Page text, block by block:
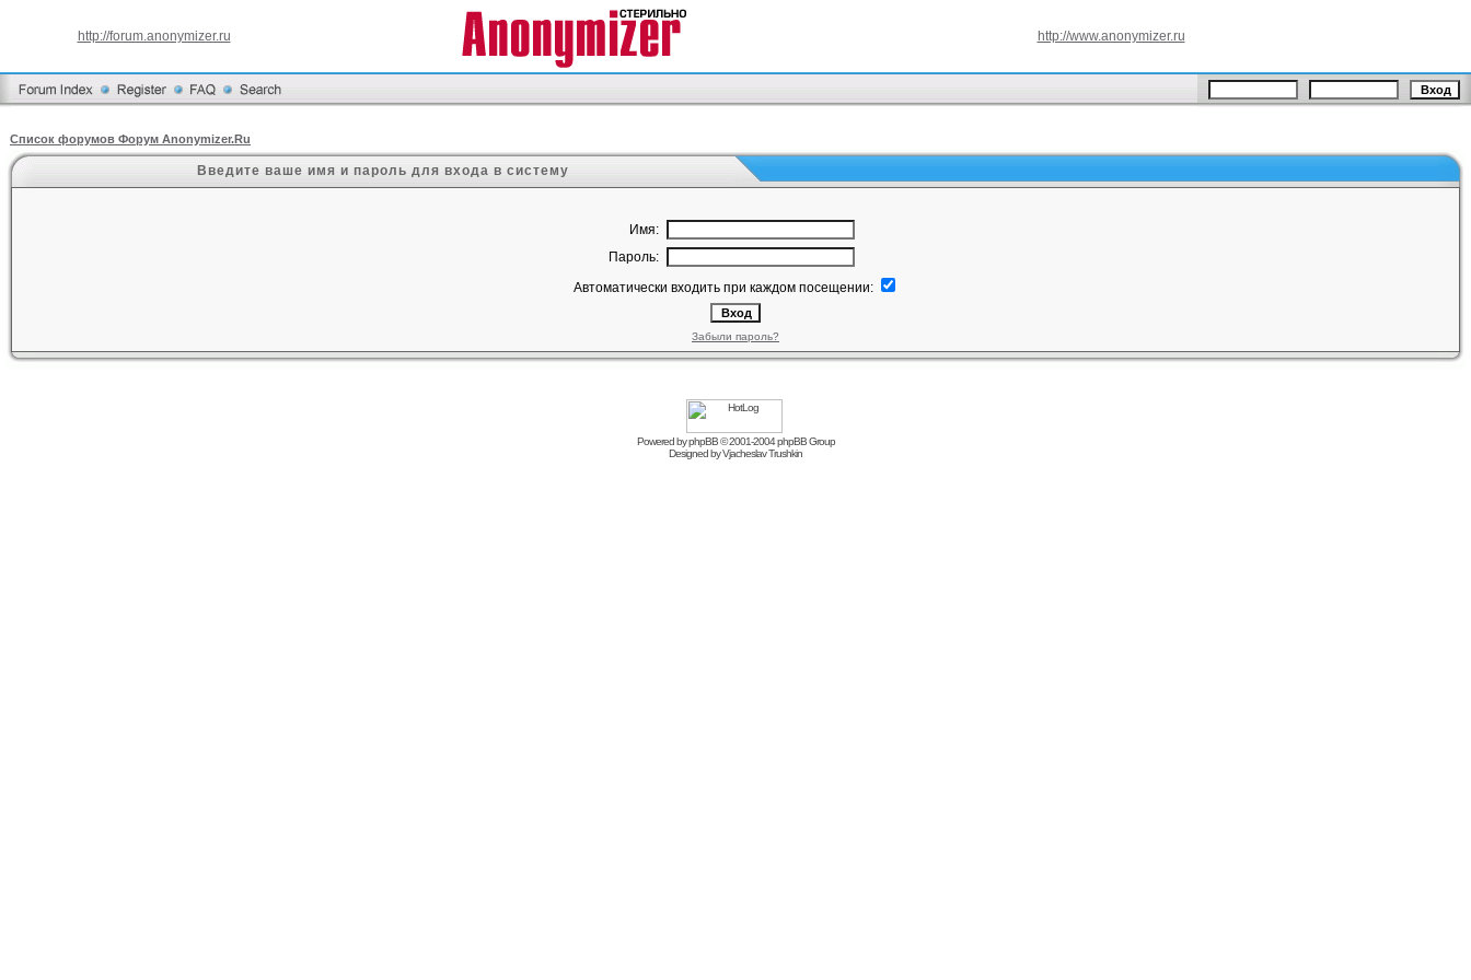
http://forum.anonymizer.ru http://www.anonymizer.ru
Список форумов Форум Anonymizer.Ru
Введите ваше имя и пароль для входа в систему
Имя:
Пароль:
Автоматически входить при каждом посещении:
Забыли пароль?
Powered byphpBB© 2001-2004 phpBB Group
Designed byVjacheslav Trushkin